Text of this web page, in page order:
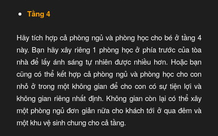
Tầng 4
Hãy tích hợp cả phòng ngủ và phòng học cho bé ở tầng 4
này. Bạn hãy xây riêng 1 phòng học ở phía trước của tòa
nhà để lấy ánh sáng tự nhiên được nhiều hơn. Hoặc bạn
cũng có thể kết hợp cả phòng ngủ và phòng học cho con
nhỏ ở trong một không gian để cho con có sự tiện lợi và
không gian riêng nhất định. Không gian còn lại có thể xây
một phòng ngủ đơn giản nữa cho khách tới ở qua đêm và
một khu vệ sinh chung cho cả tầng.